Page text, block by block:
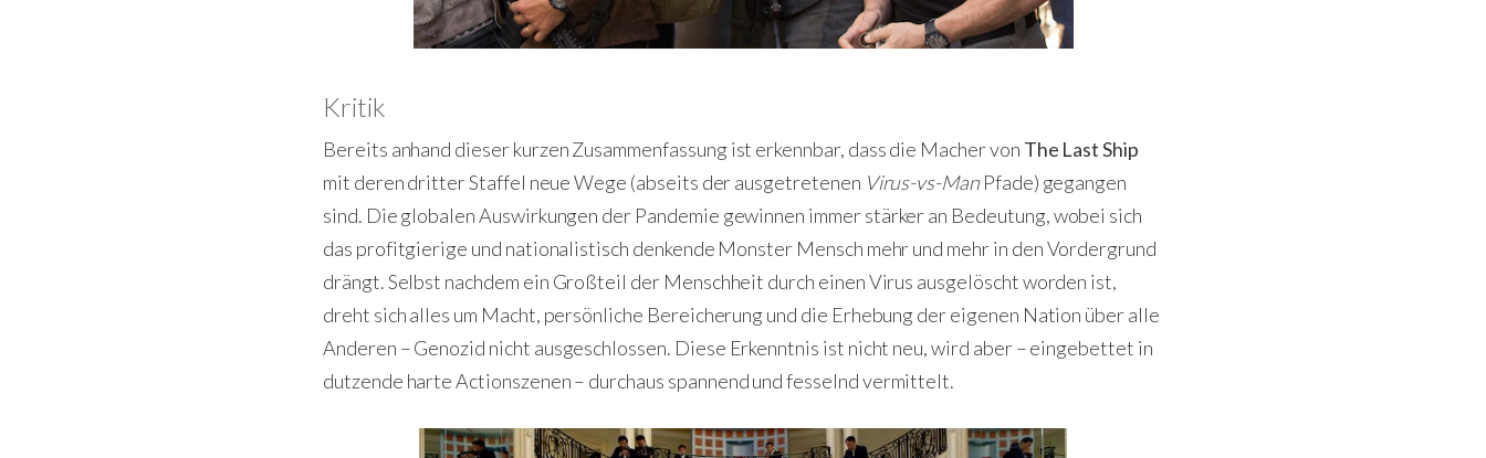
Kritik
Bereits anhand dieser kurzen Zusammenfassung ist erkennbar, dass die Macher von The Last Ship
mit deren dritter Staffel neue Wege (abseits der ausgetretenen Virus-vs-ManPfade) gegangen
sind. Die globalen Auswirkungen der Pandemie gewinnen immer stärker an Bedeutung, wobei sich
das profitgierige und nationalistisch denkende Monster Mensch mehr und mehr in den Vordergrund
drängt. Selbst nachdem ein Großteil der Menschheit durch einen Virus ausgelöscht worden ist,
dreht sich alles um Macht, persönliche Bereicherung und die Erhebung der eigenen Nation über alle
Anderen – Genozid nicht ausgeschlossen. Diese Erkenntnis ist nicht neu, wird aber – eingebettet in
dutzende harte Actionszenen – durchaus spannend und fesselnd vermittelt.